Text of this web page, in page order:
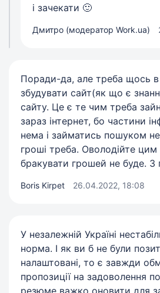
і зачекати 🙂
Дмитро (модератор Work.ua)
Поради-да, але треба щось в
збудувати сайт(як що є
сайту. Це є те чим треба
зараз інтернет, бо частини
нема і займатись пошуком
гроші треба. Оволодійте цим
бракувати грошей не буде. З
Boris Kirpet 26.04.2022, 18:08
У незалежній Україні
норма. І як ви б не були
налаштовані, то є завжди
пропозиції на задоволення
резюме важко оновити для